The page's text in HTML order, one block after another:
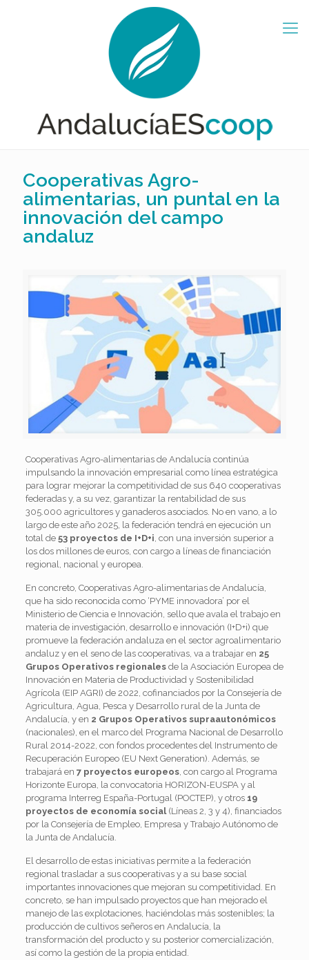
Cooperativas Agro-
alimentarias, un puntal en la
innovación del campo
andaluz
Cooperativas Agro-alimentarias de Andalucía continúa
impulsando la innovación empresarial como línea estratégica
para lograr mejorar la competitividad de sus 640 cooperativas
federadas y, a su vez, garantizar la rentabilidad de sus
305.000 agricultores y ganaderos asociados. No en vano, a lo
largo de este año 2025, la federación tendrá en ejecución un
total de 53 proyectos de I+D+i , con una inversión superior a
los dos millones de euros, con cargo a líneas de financiación
regional, nacional y europea.
En concreto, Cooperativas Agro-alimentarias de Andalucía,
que ha sido reconocida como ‘PYME innovadora’ por el
Ministerio de Ciencia e Innovación, sello que avala el trabajo en
materia de investigación, desarrollo e innovación (I+D+i) que
promueve la federación andaluza en el sector agroalimentario
andaluzy en el seno de las cooperativas, va a trabajar en 25
Grupos Operativos regionalesde la Asociación Europea de
Innovación en Materia de Productividad y Sostenibilidad
Agrícola (EIP AGRI) de 2022, cofinanciados por la Consejería de
Agricultura, Agua, Pesca y Desarrollo rural de la Junta de
Andalucía, y en 2 Grupos Operativos supraautonómicos
(nacionales), en el marco del Programa Nacional de Desarrollo
Rural 2014-2022, con fondos procedentes del Instrumento de
Recuperación Europeo (EU Next Generation). Además, se
trabajará en 7 proyectos europeos, con cargo al Programa
Horizonte Europa, la convocatoria HORIZON-EUSPA y al
programa Interreg España-Portugal (POCTEP), y otros 19
proyectos de economía social(Líneas 2, 3 y 4), financiados
por la Consejería de Empleo, Empresa y Trabajo Autónomo de
la Junta de Andalucía.
El desarrollo de estas iniciativas permite a la federación
regional trasladar a sus cooperativas y a su base social
importantes innovaciones que mejoran su competitividad. En
concreto, se han impulsado proyectos que han mejorado el
manejo de las explotaciones, haciéndolas más sostenibles; la
producción de cultivos señeros en Andalucía, la
transformación del producto y su posterior comercialización,
así como la gestión de la propia entidad.